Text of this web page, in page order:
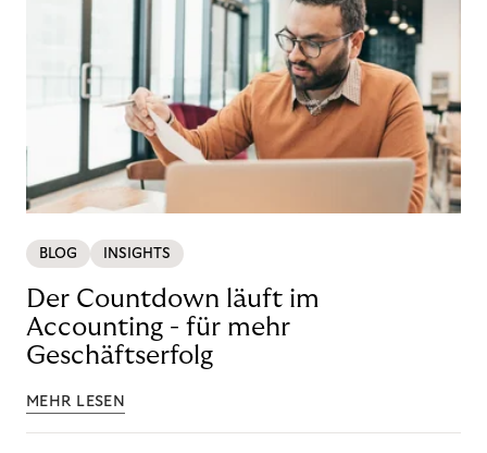
BLOG INSIGHTS
Der Countdown läuft im
Accounting - für mehr
Geschäftserfolg
MEHR LESEN